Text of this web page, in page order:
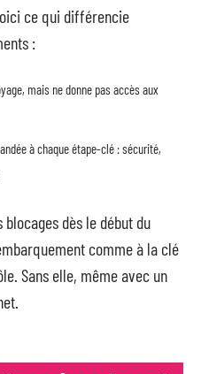
ce qui différencie
:
mais ne donne pas accès aux
à chaque étape-clé : sécurité,
blocages dès le début du
comme à la clé
Sans elle, même avec un